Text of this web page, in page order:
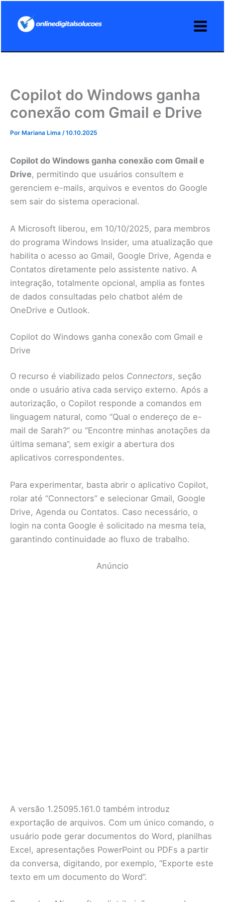
Copilot do Windows ganha
conexão com Gmail e Drive
Por Mariana Lima /10.10.2025
Copilot do Windows ganha conexão com Gmail e
Drive, permitindo que usuários consultem e
gerenciem e-mails, arquivos e eventos do Google
sem sair do sistema operacional.
A Microsoft liberou, em 10/10/2025, para membros
do programa Windows Insider, uma atualização que
habilita o acesso ao Gmail, Google Drive, Agenda e
Contatos diretamente pelo assistente nativo. A
integração, totalmente opcional, amplia as fontes
de dados consultadas pelo chatbot além de
OneDrive e Outlook.
Copilot do Windows ganha conexão com Gmail e
Drive
O recurso é viabilizado pelos Connectors, seção
onde o usuário ativa cada serviço externo. Após a
autorização, o Copilot responde a comandos em
linguagem natural, como “Qual o endereço de e-
mail de Sarah?” ou “Encontre minhas anotações da
última semana”, sem exigir a abertura dos
aplicativos correspondentes.
Para experimentar, basta abrir o aplicativo Copilot,
rolar até “Connectors” e selecionar Gmail, Google
Drive, Agenda ou Contatos. Caso necessário, o
login na conta Google é solicitado na mesma tela,
garantindo continuidade ao fluxo de trabalho.
Anúncio
A versão 1.25095.161.0 também introduz
exportação de arquivos. Com um único comando, o
usuário pode gerar documentos do Word, planilhas
Excel, apresentações PowerPoint ou PDFs a partir
da conversa, digitando, por exemplo, “Exporte este
texto em um documento do Word”.